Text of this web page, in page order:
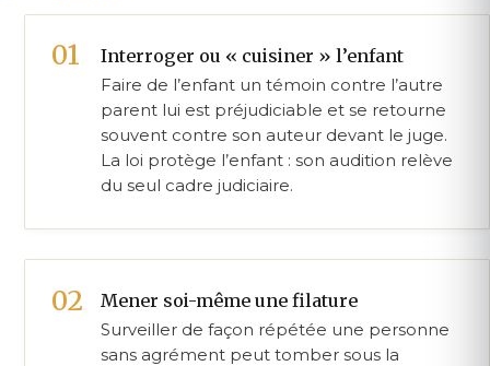
Interroger ou « cuisiner » l’enfant
Faire de l’enfant un témoin contre l’autre
parent lui est préjudiciable et se retourne
souvent contre son auteur devant le juge.
La loi protège l’enfant : son audition relève
du seul cadre judiciaire.
Mener soi-même une filature
Surveiller de façon répétée une personne
sans agrément peut tomber sous la